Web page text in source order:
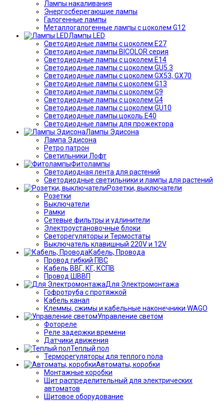
Лампы накаливания
Энергосберегающие лампы
Галогенные лампы
Металлогалогенные лампы с цоколем G12
Лампы LED
Светодиодные лампы с цоколем E27
Светодиодные лампы BICOLOR серия
Светодиодные лампы с цоколем E14
Светодиодные лампы с цоколем GU5.3
Светодиодные лампы с цоколем GX53, GX70
Светодиодные лампы с цоколем G13
Светодиодные лампы с цоколем G9
Светодиодные лампы с цоколем G4
Светодиодные лампы с цоколем GU10
Светодиодные лампы цоколь Е40
Светодиодные лампы для прожектора
Лампы Эдисона
Лампа Эдисона
Ретро патрон
Светильники Лофт
Фитолампы
Светодиодная лента для растений
Светодиодные светильники и лампы для растений
Розетки, выключатели
Розетки
Выключатели
Рамки
Сетевые фильтры и удлинители
Электроустановочные блоки
Светорегуляторы и Термостаты
Выключатель клавишный 220V и 12V
Кабель, Провода
Провод гибкий ПВС
Кабель ВВГ, КГ, КСПВ
Провод ШВВП
Для Электромонтажа
Гофротруба с протяжкой
Кабель канал
Клеммы, сжимы и кабельные наконечники WAGO
Управление светом
Фотореле
Реле задержки времени
Датчики движения
Теплый пол
Терморегуляторы для теплого пола
Автоматы, коробки
Монтажные коробки
Щит распределительный для электрических
автоматов
Щитовое оборудование